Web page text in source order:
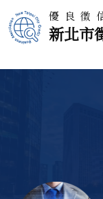
優良徵
新北市